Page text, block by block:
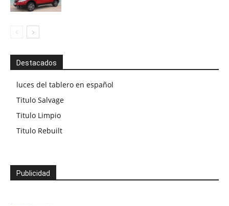
Destacados
luces del tablero en español
Titulo Salvage
Titulo Limpio
Titulo Rebuilt
Publicidad